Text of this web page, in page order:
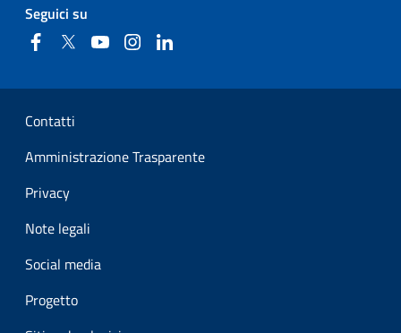
Seguici su
FacebookTwitter YouTubeInstagram
Sezione Link Utili
Contatti
Amministrazione Trasparente
Privacy
Note legali
Social media
Progetto